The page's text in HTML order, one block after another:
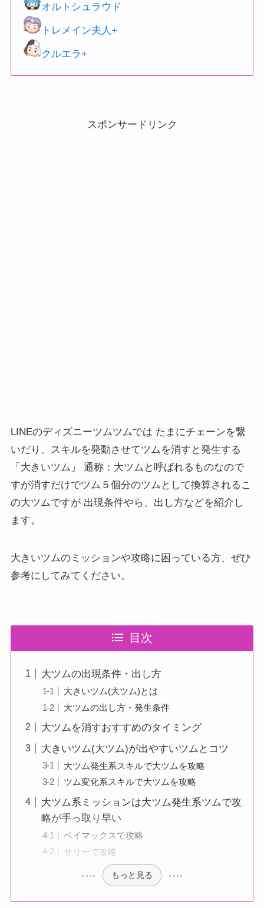
オルトシュラウド
トレメイン夫人+
クルエラ+
スポンサードリンク
LINEのディズニーツムツムでは たまにチェーンを繋
いだり、スキルを発動させてツムを消すと発生する
「大きいツム」 通称：大ツムと呼ばれるものなので
すが消すだけでツム５個分のツムとして換算されるこ
の大ツムですが 出現条件やら、出し方などを紹介し
ます。
大きいツムのミッションや攻略に困っている方、ぜひ
参考にしてみてください。
目次
大ツムの出現条件・出し方
大きいツム(大ツム)とは
大ツムの出し方・発生条件
大ツムを消すおすすめのタイミング
大きいツム(大ツム)が出やすいツムとコツ
大ツム発生系スキルで大ツムを攻略
ツム変化系スキルで大ツムを攻略
大ツム系ミッションは大ツム発生系ツムで攻
略が手っ取り早い
ベイマックスで攻略
サリーで攻略
もっと見る